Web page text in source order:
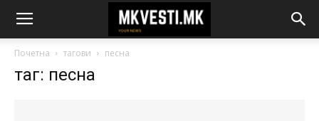
Почетна тагови песна
таг: песна